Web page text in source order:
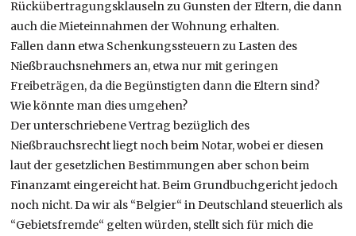
Rückübertragungsklauseln zu Gunsten der Eltern, die dann
auch die Mieteinnahmen der Wohnung erhalten.
Fallen dann etwa Schenkungssteuern zu Lasten des
Nießbrauchsnehmers an, etwa nur mit geringen
Freibeträgen, da die Begünstigten dann die Eltern sind?
Wie könnte man dies umgehen?
Der unterschriebene Vertrag bezüglich des
Nießbrauchsrecht liegt noch beim Notar, wobei er diesen
laut der gesetzlichen Bestimmungen aber schon beim
Finanzamt eingereicht hat. Beim Grundbuchgericht jedoch
noch nicht. Da wir als “Belgier“ in Deutschland steuerlich als
“Gebietsfremde“ gelten würden, stellt sich für mich die